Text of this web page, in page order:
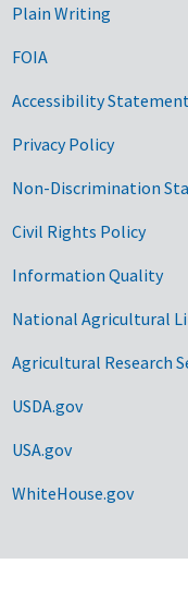
Plain Writing
FOIA
Accessibility Statement
Privacy Policy
Non-Discrimination
Civil Rights Policy
Information Quality
National Agricultural
Agricultural Research
USDA.gov
USA.gov
WhiteHouse.gov